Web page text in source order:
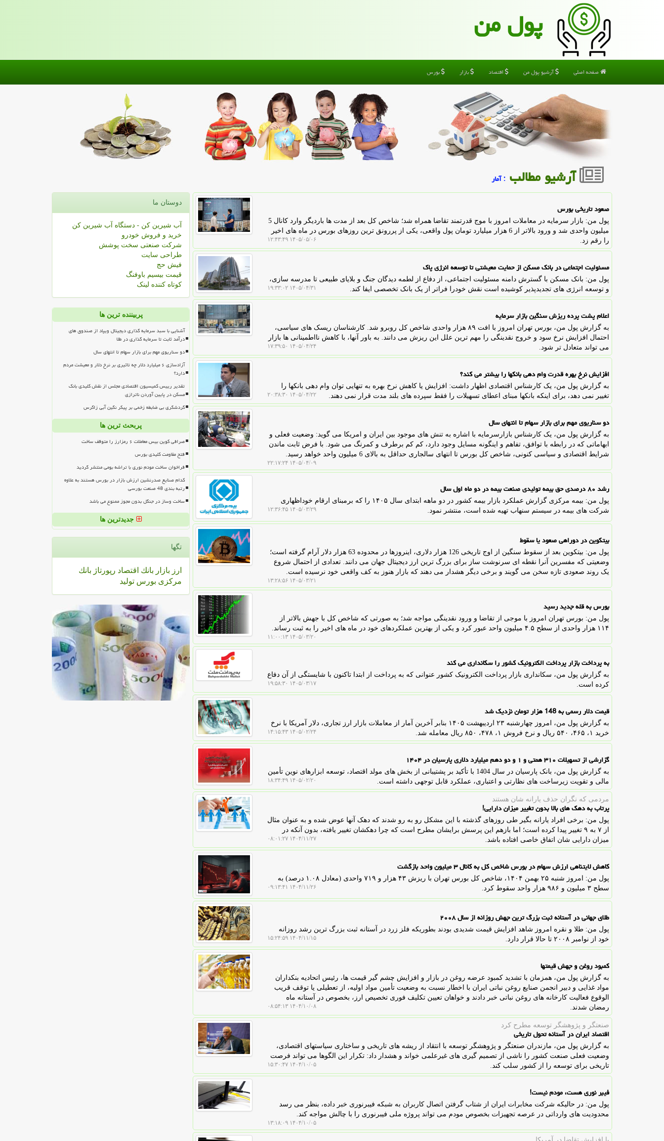
پول من
صفحه اصلی آرشیو پول من اقتصاد بازار بورس
آرشیو مطالب : آمار
صعود تاریخی بورس
پول من: بازار سرمایه در معاملات امروز با موج قدرتمند تقاضا همراه شد؛ شاخص کل بعد از مدت ها باردیگر وارد کانال 5
میلیون واحدی شد و ورود بالاتر از 6 هزار میلیارد تومان پول واقعی، یکی از پررونق ترین روزهای بورس در ماه های اخیر
را رقم زد.
۱۴۰۵/۰۵/۰۶ ۱۲:۴۳:۴۹
مسئولیت اجتماعی در بانک مسکن از حمایت معیشتی تا توسعه انرژی پاک
پول من: بانک مسکن با گسترش دامنه مسئولیت اجتماعی، از دفاع از لطمه دیدگان جنگ و بلایای طبیعی تا مدرسه سازی،
و توسعه انرژی های تجدیدپذیر کوشیده است نقش خودرا فراتر از یک بانک تخصصی ایفا کند.
۱۴۰۵/۰۴/۳۱ ۱۹:۳۳:۰۲
اعلام پشت پرده ریزش سنگین بازار سرمایه
به گزارش پول من، بورس تهران امروز با افت ۸۹ هزار واحدی شاخص کل روبرو شد. کارشناسان ریسک های سیاسی،
احتمال افزایش نرخ سود و خروج نقدینگی را مهم ترین علل این ریزش می دانند. به باور آنها، با کاهش نااطمینانی ها بازار
می تواند متعادل تر شود.
۱۴۰۵/۰۴/۲۴ ۱۷:۳۹:۵۰
افزایش نرخ بهره قدرت وام دهی بانکها را بیشتر می کند؟
به گزارش پول من، یک کارشناس اقتصادی اظهار داشت: افزایش یا کاهش نرخ بهره به تنهایی توان وام دهی بانکها را
تغییر نمی دهد، برای اینکه بانکها مبنای اعطای تسهیلات را فقط سپرده های بلند مدت قرار نمی دهند.
۱۴۰۵/۰۴/۲۲ ۲۰:۳۸:۳۰
دو سناریوی مهم برای بازار سهام تا انتهای سال
به گزارش پول من، یک کارشناس بازارسرمایه با اشاره به تنش های موجود بین ایران و امریکا می گوید: وضعیت فعلی و
ابهاماتی که در رابطه با توافق، تفاهم و اینگونه مسایل وجود دارد، کم کم برطرف و کمرنگ می شود. با فرض ثابت ماندن
شرایط اقتصادی و سیاسی کنونی، شاخص کل بورس تا انتهای سالجاری حداقل به بالای 6 میلیون واحد خواهد رسید.
۱۴۰۵/۰۴/۰۹ ۲۲:۱۷:۲۴
رشد ۸۰ درصدی حق بیمه تولیدی صنعت بیمه در دو ماه اول سال
پول من: بیمه مرکزی گزارش عملکرد بازار بیمه کشور در دو ماهه ابتدای سال ۱۴۰۵ را که برمبنای ارقام خوداظهاری
شرکت های بیمه در سیستم سنهاب تهیه شده است، منتشر نمود.
۱۴۰۵/۰۳/۲۹ ۱۲:۳۶:۴۵
بیتکوین در دوراهی صعود یا سقوط
پول من: بیتکوین بعد از سقوط سنگین از اوج تاریخی 126 هزار دلاری، اینروزها در محدوده 63 هزار دلار آرام گرفته است؛
وضعیتی که مفسرین آنرا نقطه ای سرنوشت ساز برای بزرگ ترین ارز دیجیتال جهان می دانند. تعدادی از احتمال شروع
یک روند صعودی تازه سخن می گویند و برخی دیگر هشدار می دهند که بازار هنوز به کف واقعی خود نرسیده است.
۱۴۰۵/۰۳/۲۱ ۱۳:۲۸:۵۶
بورس به قله جدید رسید
پول من: بورس تهران امروز با موجی از تقاضا و ورود نقدینگی مواجه شد؛ به صورتی که شاخص کل با جهش بالاتر از
۱۱۴ هزار واحدی از سطح ۴.۵ میلیون واحد عبور کرد و یکی از بهترین عملکردهای خود در ماه های اخیر را به ثبت رساند.
۱۴۰۵/۰۳/۲۰ ۱۱:۰۰:۱۳
به پرداخت بازار پرداخت الکترونیک کشور را سکانداری می کند
به گزارش پول من، سکانداری بازار پرداخت الکترونیک کشور عنوانی که به پرداخت از ابتدا تاکنون با شایستگی از آن دفاع
کرده است.
۱۴۰۵/۰۳/۱۷ ۱۹:۵۸:۳۰
قیمت دلار رسمی به 148 هزار تومان نزدیک شد
به گزارش پول من، امروز چهارشنبه ۲۳ اردیبهشت ۱۴۰۵ بنابر آخرین آمار از معاملات بازار ارز تجاری، دلار آمریکا با نرخ
خرید ۱، ۴۶۵، ۵۴۰ ریال و نرخ فروش ۱، ۴۷۸، ۸۵۰ ریال معامله شد.
۱۴۰۵/۰۲/۲۴ ۱۴:۱۵:۴۳
گزارشی از تسهیلات ۳۱۰ همتی و ۱ و دو دهم میلیارد دلاری پارسیان در ۱۴۰۴
به گزارش پول من، بانک پارسیان در سال 1404 با تأکید بر پشتیبانی از بخش های مولد اقتصاد، توسعه ابزارهای نوین تأمین
مالی و تقویت زیرساخت های نظارتی و اعتباری، عملکرد قابل توجهی داشته است.
۱۴۰۵/۰۲/۲۰ ۱۸:۳۴:۴۹
مردمی كه نگران حذف یارانه شان هستند
پرتاب به دهک های بالا بدون تغییر میزان دارایی!
پول من: برخی افراد یارانه بگیر طی روزهای گذشته با این مشکل رو به رو شدند که دهک آنها عوض شده و به عنوان مثال
از ۷ به ۹ تغییر پیدا کرده است؛ اما بازهم این پرسش برایشان مطرح است که چرا دهکشان تغییر یافته، بدون آنکه در
میزان دارایی شان اتفاق خاصی افتاده باشد.
۱۴۰۴/۱۱/۲۷ ۰۸:۰۱:۲۷
کاهش لایتناهی ارزش سهام در بورس شاخص کل به کانال ۳ میلیون واحد بازگشت
پول من: امروز شنبه ۲۵ بهمن ۱۴۰۴، شاخص کل بورس تهران با ریزش ۴۳ هزار و ۷۱۹ واحدی (معادل ۱.۰۸ درصد) به
سطح ۳ میلیون و ۹۸۶ هزار واحد سقوط کرد.
۱۴۰۴/۱۱/۲۶ ۰۹:۱۳:۴۱
طلای جهانی در آستانه ثبت بزرگ ترین جهش روزانه از سال ۲۰۰۸
پول من: طلا و نقره امروز شاهد افزایش قیمت شدیدی بودند بطوریکه فلز زرد در آستانه ثبت بزرگ ترین رشد روزانه
خود از نوامبر ۲۰۰۸ تا حالا قرار دارد.
۱۴۰۴/۱۱/۱۵ ۱۵:۲۴:۵۹
کمبود روغن و جهش قیمتها
به گزارش پول من، همزمان با تشدید کمبود عرضه روغن در بازار و افزایش چشم گیر قیمت ها، رئیس اتحادیه بنکداران
مواد غذایی و دبیر انجمن صنایع روغن نباتی ایران با اخطار نسبت به وضعیت تأمین مواد اولیه، از تعطیلی یا توقف قریب
الوقوع فعالیت کارخانه های روغن نباتی خبر دادند و خواهان تعیین تکلیف فوری تخصیص ارز، بخصوص در آستانه ماه
رمضان شدند.
۱۴۰۴/۱۰/۰۸ ۰۸:۵۴:۱۳
صنعتگر و پژوهشگر توسعه مطرح كرد
اقتصاد ایران در آستانه تحول تاریخی
به گزارش پول من، مازندران صنعتگر و پژوهشگر توسعه با انتقاد از ریشه های تاریخی و ساختاری سیاستهای اقتصادی،
وضعیت فعلی صنعت کشور را ناشی از تصمیم گیری های غیرعلمی خواند و هشدار داد: تکرار این الگوها می تواند فرصت
تاریخی برای توسعه را از کشور سلب کند.
۱۴۰۴/۱۰/۰۵ ۱۵:۳۰:۴۷
فیبر نوری هست، مودم نیست!
پول من: در حالیکه شرکت مخابرات ایران از شتاب گرفتن اتصال کاربران به شبکه فیبرنوری خبر داده، بنظر می رسد
محدودیت های وارداتی در عرصه تجهیزات بخصوص مودم می تواند پروژه ملی فیبرنوری را با چالش مواجه کند.
۱۴۰۴/۱۰/۰۵ ۱۳:۱۸:۰۹
دوستان ما
آب شیرین کن - دستگاه آب شیرین کن
خرید و فروش خودرو
شرکت صنعتی سخت پوشش
طراحی سایت
فیش حج
قیمت بیسیم باوفنگ
کوتاه کننده لینک
پربیننده ترین ها
آشنایی با سبد سرمایه گذاری دیجیتال ویپاد از صندوق های
درآمد ثابت تا سرمایه گذاری در طلا
دو سناریوی مهم برای بازار سهام تا انتهای سال
آزادسازی ۶ میلیارد دلار چه تاثیری بر نرخ دلار و معیشت مردم
دارد؟
تقدیر رییس کمیسیون اقتصادی مجلس از نقش کلیدی بانک
مسکن در پایین آوردن ناترازی
گردشگری بی ضابطه زخمی بر پیکر نگین آبی زاگرس
پربحث ترین ها
صرافی کوین بیس معاملات ۶ رمزارز را متوقف ساخت
فتح مقاومت کلیدی بورس
فراخوان ساخت مودم نوری با تراشه بومی منتشر گردید
کدام صنایع صدرنشین ارزش بازار در بورس هستند به علاوه
رتبه بندی 48 صنعت بورسی
ساخت وساز در جنگل بدون مجوز ممنوع می باشد
جدیدترین ها
تگها
ارز بازار بانك اقتصاد رپورتاژ بانك
مركزی بورس تولید